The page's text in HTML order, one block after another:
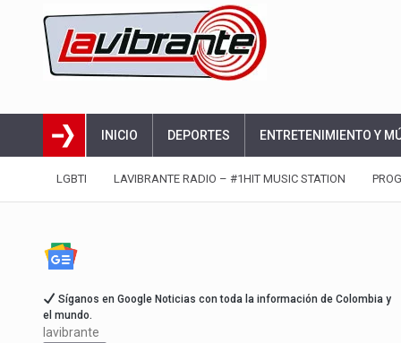
INICIO DEPORTES ENTRETENIMIENTO Y
LGBTI LAVIBRANTE RADIO – #1HIT MUSIC STATION
Síganos en Google Noticias con toda la información de Colombia y
el mundo.
lavibrante